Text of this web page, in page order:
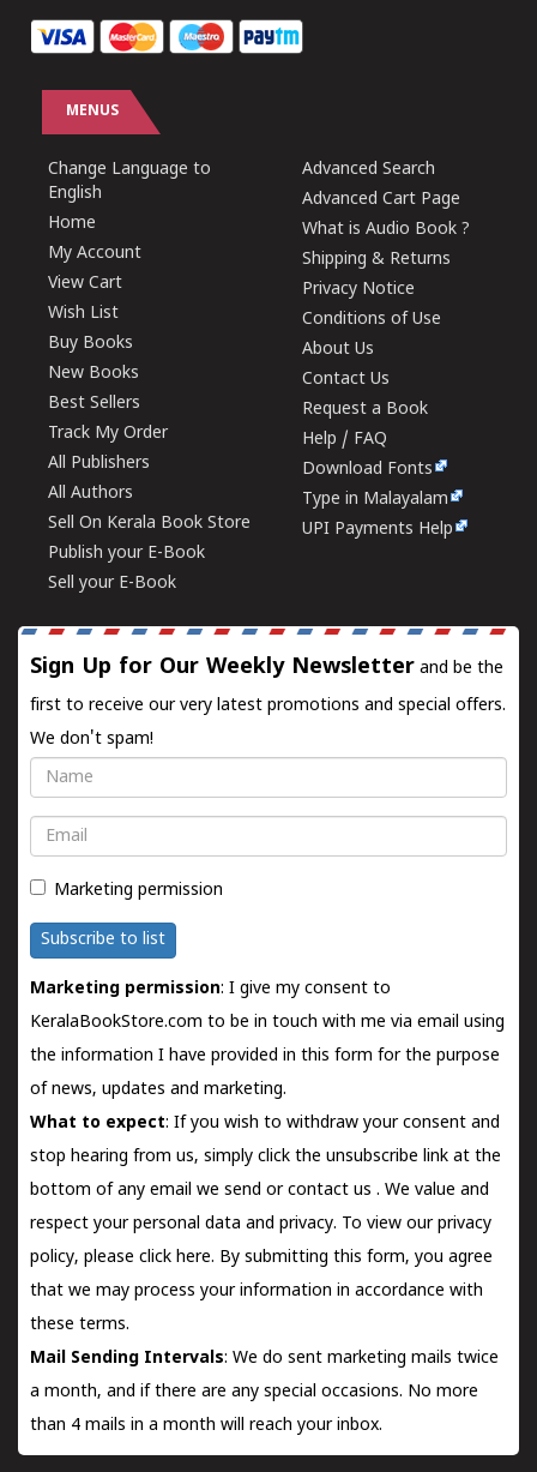
MENUS
Change Language to
English
Home
My Account
View Cart
Wish List
Buy Books
New Books
Best Sellers
Track My Order
All Publishers
All Authors
Sell On Kerala Book Store
Publish your E-Book
Sell your E-Book
Advanced Search
Advanced Cart Page
What is Audio Book ?
Shipping & Returns
Privacy Notice
Conditions of Use
About Us
Contact Us
Request a Book
Help / FAQ
Download Fonts
Type in Malayalam
UPI Payments Help
Sign Up for Our Weekly Newsletter and be the
first to receive our very latest promotions and special offers.
We don't spam!
Name
Email
Marketing permission
Subscribe to list
Marketing permission: I give my consent to
KeralaBookStore.com to be in touch with me via email using
the information I have provided in this form for the purpose
of news, updates and marketing.
What to expect: If you wish to withdraw your consent and
stop hearing from us, simply click the unsubscribe link at the
bottom of any email we send orcontact us . We value and
respect your personal data and privacy. To view our privacy
policy, please click here. By submitting this form, you agree
that we may process your information in accordance with
these terms.
Mail Sending Intervals: We do sent marketing mails twice
a month, and if there are any special occasions. No more
than 4 mails in a month will reach your inbox.